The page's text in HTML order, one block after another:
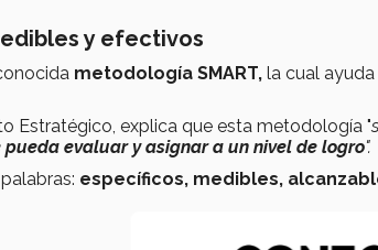
y efectivos
metodología SMART, la cual ayuda
Estratégico, explica que esta metodología "
evaluar y asignar a un nivel de logro".
específicos, medibles,